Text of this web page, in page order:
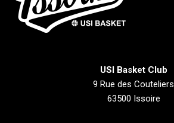
USI Basket Club
9 Rue des Couteliers
63500 Issoire